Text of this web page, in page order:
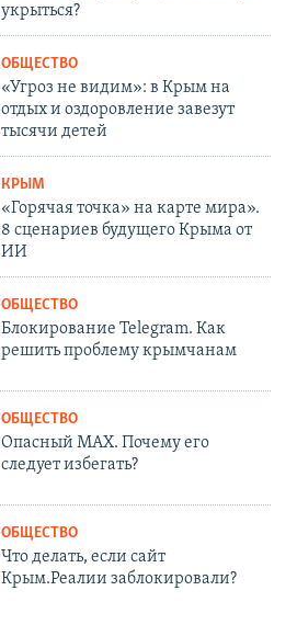
укрыться?
ОБЩЕСТВО
«Угроз не видим»: в Крым на
отдых и оздоровление завезут
тысячи детей
КРЫМ
«Горячая точка» на карте мира».
8 сценариев будущего Крыма от
ИИ
ОБЩЕСТВО
Блокирование Telegram. Как
решить проблему крымчанам
ОБЩЕСТВО
Опасный MAX. Почему его
следует избегать?
ОБЩЕСТВО
Что делать, если сайт
Крым.Реалии заблокировали?